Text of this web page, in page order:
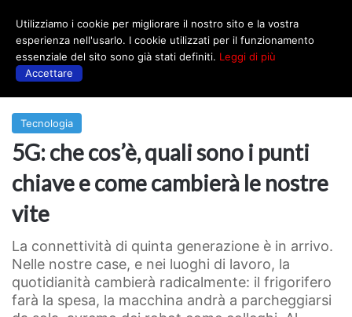
Tecnologia
5G: che cos’è, quali sono i punti
chiave e come cambierà le nostre
vite
La connettività di quinta generazione è in arrivo.
Nelle nostre case, e nei luoghi di lavoro, la
quotidianità cambierà radicalmente: il frigorifero
farà la spesa, la macchina andrà a parcheggiarsi
Utilizziamo i cookie per migliorare il nostro sito e la vostra
esperienza nell'usarlo. I cookie utilizzati per il funzionamento
essenziale del sito sono già stati definiti. Leggi di più
Accettare